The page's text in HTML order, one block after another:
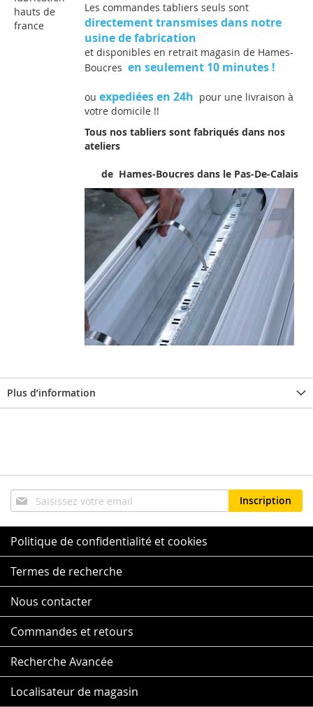
Les commandes tabliers seuls sont
directement transmises dans notre
usine de fabrication
et disponibles en retrait magasin de Hames-
Boucres en seulement 10 minutes !
ou expediées en 24h pour une livraison à
votre domicile !!
Tous nos tabliers sont fabriqués dans nos
ateliers
de Hames-Boucres dans le Pas-De-Calais
Plus d’information
Inscription
à
notre
lettre
d’information
:
Inscription
Politique de confidentialité et cookies
Termes de recherche
Nous contacter
Commandes et retours
Recherche Avancée
Localisateur de magasin